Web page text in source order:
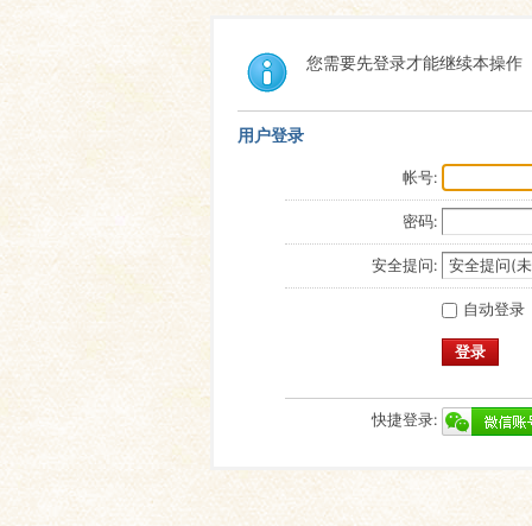
您需要先登录才能继续本操作
用户登录
帐号:
密码:
安全提问:
自动登录
登录
快捷登录: